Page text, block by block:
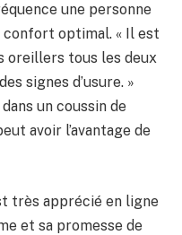
une personne
confort optimal. « Il est
oreillers tous les deux
signes d’usure. »
un coussin de
avoir l’avantage de
très apprécié en ligne
et sa promesse de